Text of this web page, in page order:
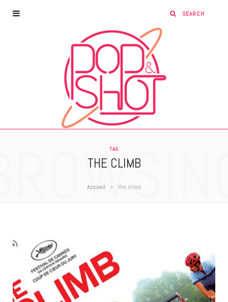
TAG
THE CLIMB
Accueil » the climb